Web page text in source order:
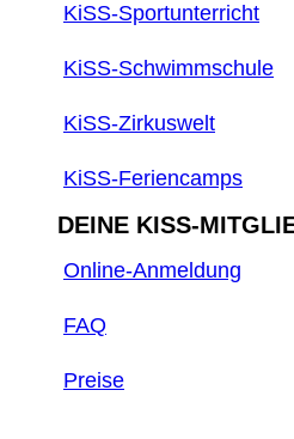
KiSS-Sportunterricht
KiSS-Schwimmschule
KiSS-Zirkuswelt
KiSS-Feriencamps
DEINE KISS-
Online-Anmeldung
FAQ
Preise